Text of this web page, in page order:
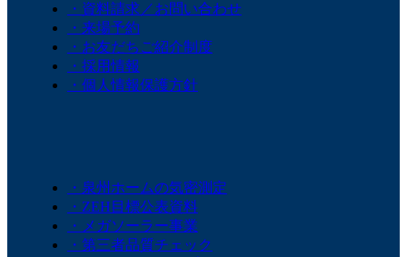
・資料請求／お問い合わせ
・来場予約
・お友だちご紹介制度
・採用情報
・個人情報保護方針
・泉州ホームの気密測定
・ZEH目標公表資料
・メガソーラー事業
・第三者品質チェック